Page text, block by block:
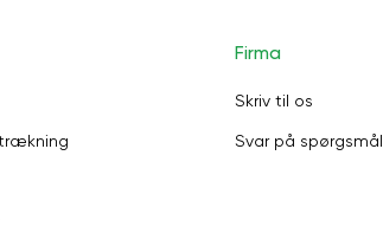
Firma
Skriv til os
Svar på spørgsmål